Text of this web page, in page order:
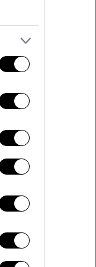
con
fuori del
ed ha
market è la
la sorte
come
fu